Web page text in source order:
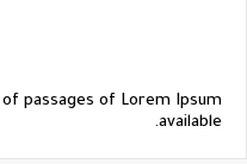
passages of Lorem Ipsum
available.